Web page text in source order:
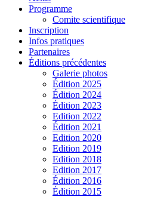
Programme
Comite scientifique
Inscription
Infos pratiques
Partenaires
Éditions précédentes
Galerie photos
Édition 2025
Édition 2024
Édition 2023
Edition 2022
Édition 2021
Edition 2020
Edition 2019
Edition 2018
Edition 2017
Édition 2016
Édition 2015